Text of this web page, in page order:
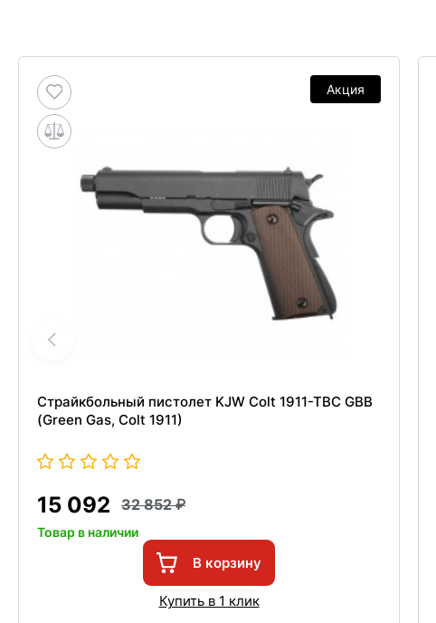
Акция
Страйкбольный пистолет KJW Colt 1911-TBC GBB
(Green Gas, Colt 1911)
15 092 32 852
Товар в наличии
В корзину
Купить в 1 клик